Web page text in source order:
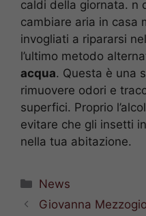
caldi della giornata. n
cambiare aria in casa
invogliati a ripararsi
l’ultimo metodo
acqua. Questa è una
rimuovere odori e
superfici. Proprio
evitare che gli insetti
nella tua abitazione.
Categorie
News
Giovanna